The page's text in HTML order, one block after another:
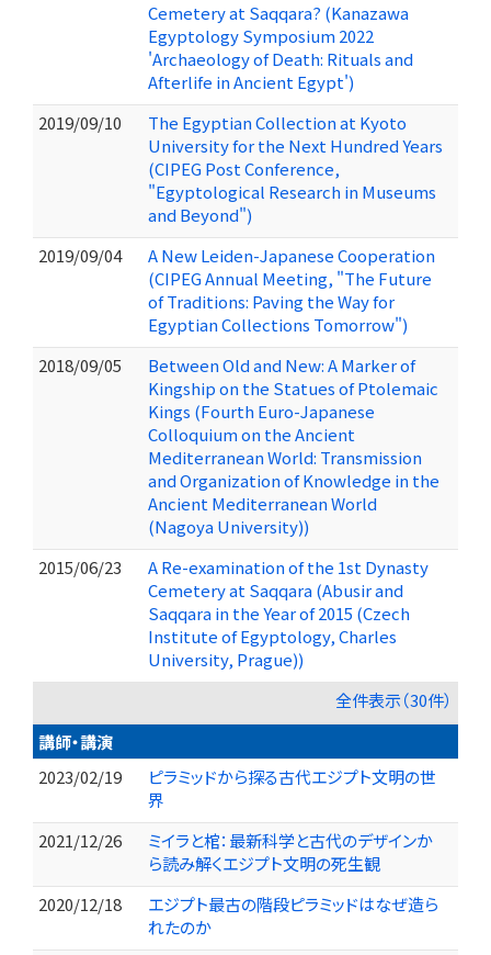
Cemetery at Saqqara? (Kanazawa
Egyptology Symposium 2022
'Archaeology of Death: Rituals and
Afterlife in Ancient Egypt')
2019/09/10
The Egyptian Collection at Kyoto
University for the Next Hundred Years
(CIPEG Post Conference,
"Egyptological Research in Museums
and Beyond")
2019/09/04
A New Leiden-Japanese Cooperation
(CIPEG Annual Meeting, "The Future
of Traditions: Paving the Way for
Egyptian Collections Tomorrow")
2018/09/05
Between Old and New: A Marker of
Kingship on the Statues of Ptolemaic
Kings (Fourth Euro-Japanese
Colloquium on the Ancient
Mediterranean World: Transmission
and Organization of Knowledge in the
Ancient Mediterranean World
(Nagoya University))
2015/06/23
A Re-examination of the 1st Dynasty
Cemetery at Saqqara (Abusir and
Saqqara in the Year of 2015 (Czech
Institute of Egyptology, Charles
University, Prague))
全件表示（30件）
講師・講演
2023/02/19
ピラミッドから探る古代エジプト文明の世
界
2021/12/26
ミイラと棺：最新科学と古代のデザインか
ら読み解くエジプト文明の死生観
2020/12/18
エジプト最古の階段ピラミッドはなぜ造ら
れたのか